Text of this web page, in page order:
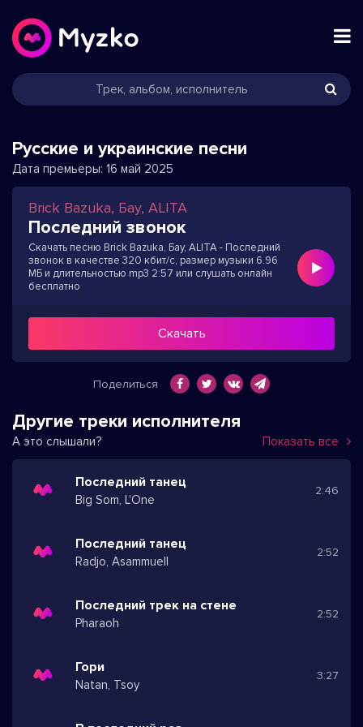
Русские и украинские песни
Дата премьеры: 16 май 2025
Brick Bazuka, Бау, ALITA
Последний звонок
Скачать песню Brick Bazuka, Бау, ALITA - Последний
звонок в качестве 320 кбит/с, размер музыки 6.96
МБ и длительностью mp3 2:57 или слушать онлайн
бесплатно
Скачать
Поделиться
Другие треки исполнителя
А это слышали? Показать все
Последний танец
Big Som, L'One
2:46
Последний танец
Radjo, Asammuell
2:52
Последний трек на стене
Pharaoh
2:52
Гори
Natan, Tsoy
3:27